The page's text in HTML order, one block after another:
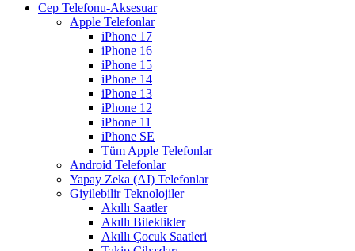
Cep Telefonu-Aksesuar
Apple Telefonlar
iPhone 17
iPhone 16
iPhone 15
iPhone 14
iPhone 13
iPhone 12
iPhone 11
iPhone SE
Tüm Apple Telefonlar
Android Telefonlar
Yapay Zeka (AI) Telefonlar
Giyilebilir Teknolojiler
Akıllı Saatler
Akıllı Bileklikler
Akıllı Çocuk Saatleri